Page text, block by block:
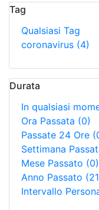
Tag
Qualsiasi Tag
coronavirus (4)
Durata
In qualsiasi
Ora Passata (0)
Passate 24 Ore
Settimana
Mese Passato (0)
Anno Passato
Intervallo